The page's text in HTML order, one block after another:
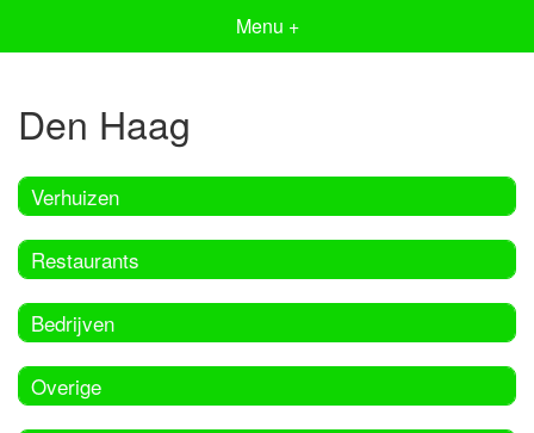
Menu +
Den Haag
Verhuizen
Restaurants
Bedrijven
Overige